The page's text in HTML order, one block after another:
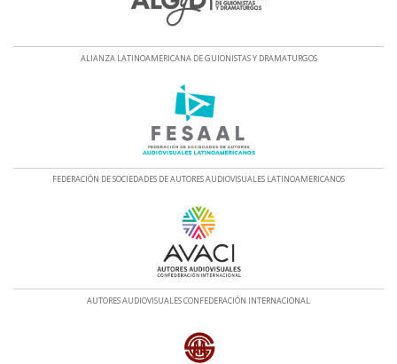
ALIANZA LATINOAMERICANA DE GUIONISTAS Y DRAMATURGOS
FEDERACIÓN DE SOCIEDADES DE AUTORES AUDIOVISUALES LATINOAMERICANOS
AUTORES AUDIOVISUALES CONFEDERACIÓN INTERNACIONAL